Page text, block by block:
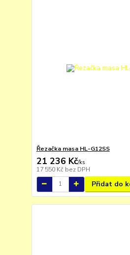
Řezačka masa HL-G12SS
21 236 Kč/ks
17 550 Kč bez DPH
Přidat do